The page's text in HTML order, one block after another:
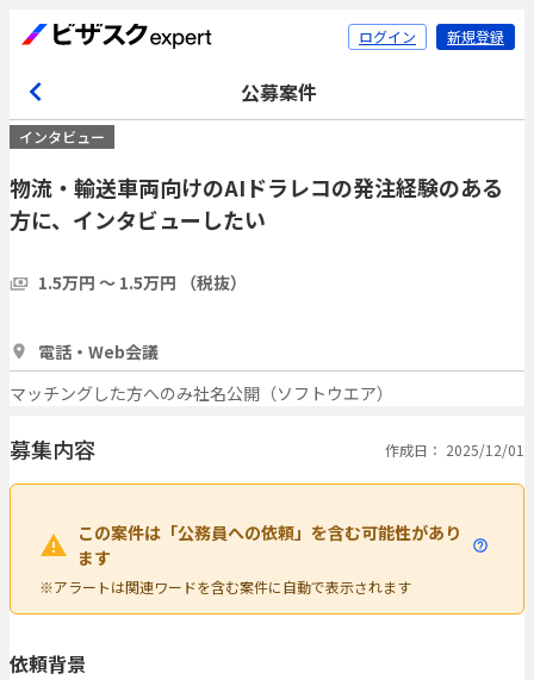
ログイン 新規登録
公募案件
インタビュー
物流・輸送車両向けのAIドラレコの発注経験のある
方に、インタビューしたい
1.5万円 〜 1.5万円 （税抜）
電話・Web会議
マッチングした方へのみ社名公開（ソフトウエア）
募集内容 作成日： 2025/12/01
この案件は「公務員への依頼」を含む可能性があり
ます
※アラートは関連ワードを含む案件に自動で表示されます
依頼背景